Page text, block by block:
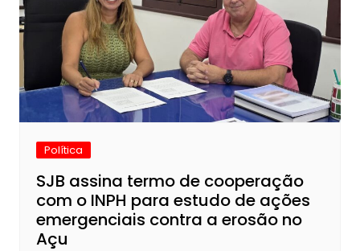
Política
SJB assina termo de cooperação
com o INPH para estudo de ações
emergenciais contra a erosão no
Açu